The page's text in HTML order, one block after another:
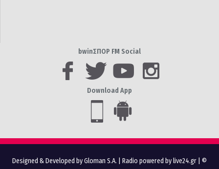
bwinΣΠΟΡ FM Social
Download App
Designed & Developed by Gloman S.A. Radio powered by live24.gr | ©